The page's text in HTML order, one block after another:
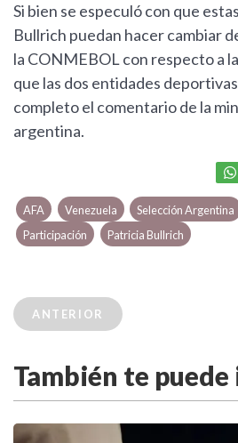
Si bien se especuló con que
Bullrich puedan hacer cambiar
la CONMEBOL con respecto a
que las dos entidades
completo el comentario de la
argentina.
AFA Venezuela Selección Argentina
Participación
Patricia Bullrich
ANTERIOR
También te